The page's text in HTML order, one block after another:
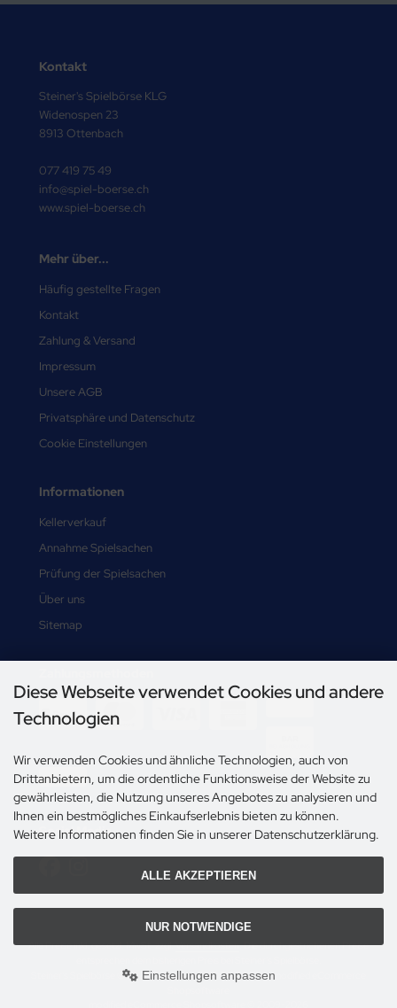
Kontakt
Steiner's Spielbörse KLG
Widenospen 23
8913 Ottenbach
077 419 75 49
info@spiel-boerse.ch
www.spiel-boerse.ch
Mehr über...
Häufig gestellte Fragen
Kontakt
Zahlung & Versand
Impressum
Unsere AGB
Privatsphäre und Datenschutz
Cookie Einstellungen
Informationen
Kellerverkauf
Annahme Spielsachen
Prüfung der Spielsachen
Über uns
Sitemap
Social Media
Alle Preise inkl. gesetzl. MwSt. zzgl.Versandkosten. Die durchgestrichenen Preise
Steiner's Spielbörse © 2026 | Template © 2009-2026 by modified eCommerce
Diese Webseite verwendet Cookies und andere
Technologien
Wir verwenden Cookies und ähnliche Technologien, auch von
Drittanbietern, um die ordentliche Funktionsweise der Website zu
gewährleisten, die Nutzung unseres Angebotes zu analysieren und
Ihnen ein bestmögliches Einkaufserlebnis bieten zu können.
Weitere Informationen finden Sie in unserer Datenschutzerklärung.
ALLE AKZEPTIEREN
NUR NOTWENDIGE
Einstellungen anpassen